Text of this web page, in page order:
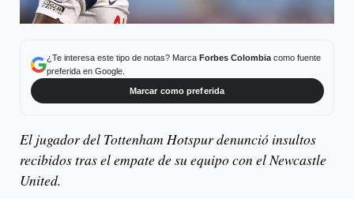
¿Te interesa este tipo de notas? Marca Forbes Colombiacomo fuente
preferida en Google.
Marcar como preferida
El jugador del Tottenham Hotspur denunció insultos
recibidos tras el empate de su equipo con el Newcastle
United.